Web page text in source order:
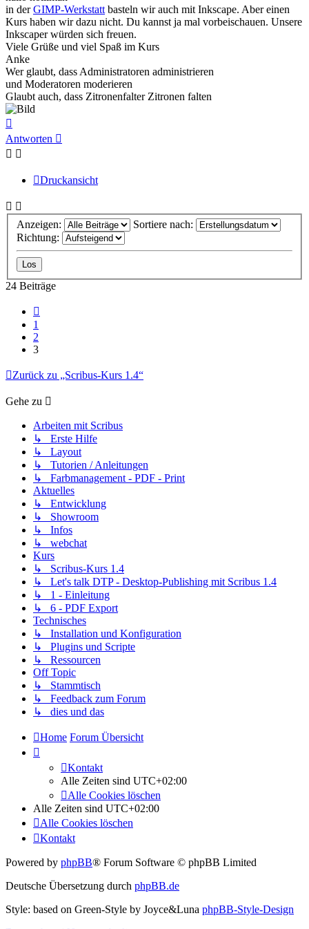
in derGIMP-Werkstatt basteln wir auch mit Inkscape. Aber einen
Kurs haben wir dazu nicht. Du kannst ja mal vorbeischauen. Unsere
Inkscaper würden sich freuen.
Viele Grüße und viel Spaß im Kurs
Anke
Wer glaubt, dass Administratoren administrieren
und Moderatoren moderieren
Glaubt auch, dass Zitronenfalter Zitronen falten
oben
Antworten
Druckansicht
Anzeigen:
Sortiere nach:
Richtung:
24 Beiträge
1
2
3
Zurück zu „Scribus-Kurs 1.4“
Gehe zu
Arbeiten mit Scribus
↳ Erste Hilfe
↳ Layout
↳ Tutorien / Anleitungen
↳ Farbmanagement - PDF - Print
Aktuelles
↳ Entwicklung
↳ Showroom
↳ Infos
↳ webchat
Kurs
↳ Scribus-Kurs 1.4
↳ Let's talk DTP - Desktop-Publishing mit Scribus 1.4
↳ 1 - Einleitung
↳ 6 - PDF Export
Technisches
↳ Installation und Konfiguration
↳ Plugins und Scripte
↳ Ressourcen
Off Topic
↳ Stammtisch
↳ Feedback zum Forum
↳ dies und das
Home Forum Übersicht
Kontakt
Alle Zeiten sind UTC+02:00
Alle Cookies löschen
Alle Zeiten sind UTC+02:00
Alle Cookies löschen
Kontakt
Powered by phpBB® Forum Software © phpBB Limited
Deutsche Übersetzung durch phpBB.de
Style: based on Green-Style by Joyce&Luna phpBB-Style-Design